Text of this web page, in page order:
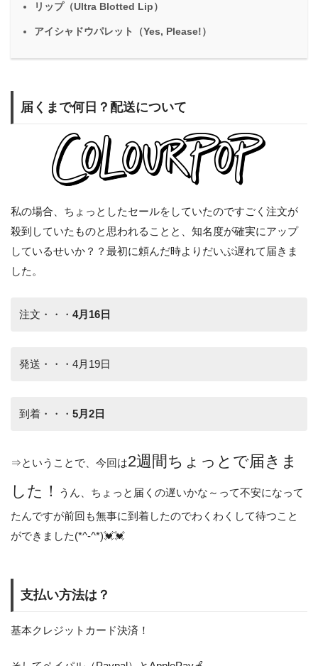
リップ（Ultra Blotted Lip）
アイシャドウパレット（Yes, Please!）
届くまで何日？配送について
私の場合、ちょっとしたセールをしていたのですごく注文が
殺到していたものと思われることと、知名度が確実にアップ
しているせいか？？最初に頼んだ時よりだいぶ遅れて届きま
した。
注文・・・ 4月16日
発送・・・4月19日
到着・・・ 5月2日
⇒ということで、今回は2週間ちょっとで届きま
した！
うん、ちょっと届くの遅いかな～って不安になって
たんですが前回も無事に到着したのでわくわくして待つこと
ができました(*^-^*)💓💓
支払い方法は？
基本クレジットカード決済！